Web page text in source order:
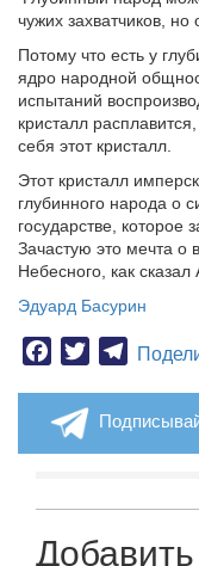
чужих захватчиков, но
Потому что есть у
ядро народной
испытаний
кристалл
себя этот кристалл.
Этот кристалл
глубинного народа о
государстве,
Зачастую это мечта о
Небесного, как
Эдуард Басурин
Facebook
Twitter